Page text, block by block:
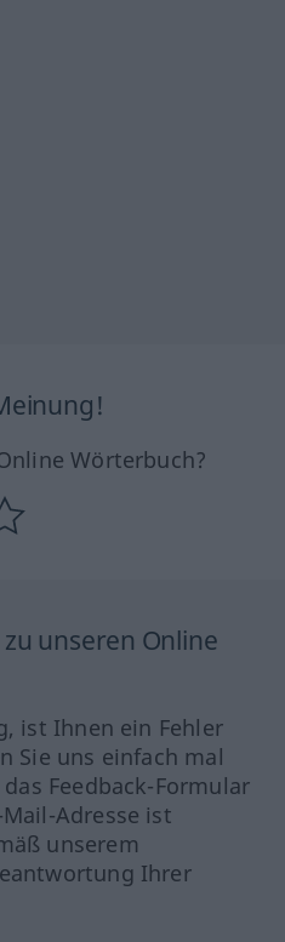
Wörterbuch?
unseren Online
ist Ihnen ein Fehler
Sie uns einfach mal
Feedback-Formular
Adresse ist
unserem
Ihrer